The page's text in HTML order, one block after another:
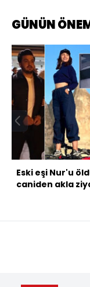
GÜNÜN
Eski eşi Nur'u
caniden akla